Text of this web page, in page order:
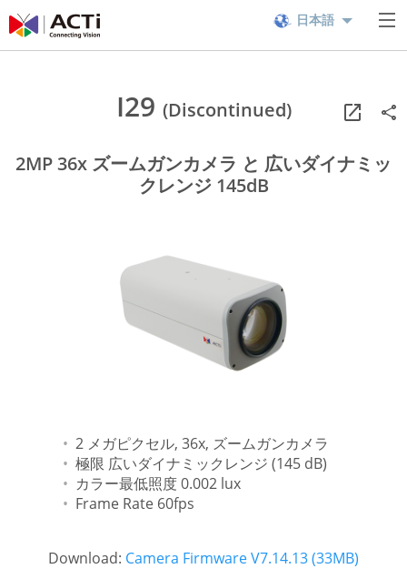
日本語
I29 (Discontinued)
2MP 36x ズームガンカメラ と 広いダイナミッ
クレンジ 145dB
2 メガピクセル, 36x, ズームガンカメラ
極限 広いダイナミックレンジ (145 dB)
カラー最低照度 0.002 lux
Frame Rate 60fps
Download: Camera Firmware V7.14.13 (33MB)